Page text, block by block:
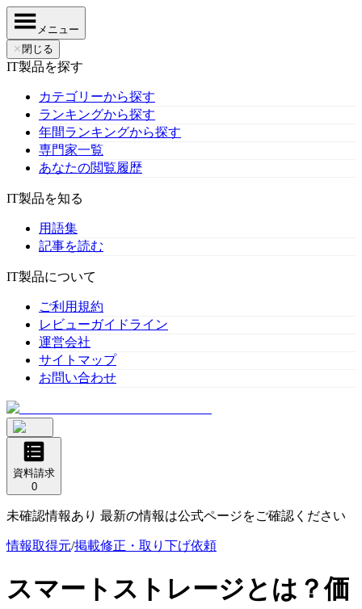
メニュー
✕ 閉じる
IT製品を探す
カテゴリーから探す
ランキングから探す
年間ランキングから探す
専門家一覧
あなたの閲覧履歴
IT製品を知る
用語集
記事を読む
IT製品について
ご利用規約
レビューガイドライン
運営会社
サイトマップ
お問い合わせ
資料請求
0
未確認情報あり 最新の情報は公式ページをご確認ください
情報取得元/掲載修正・取り下げ依頼
スマートストレージとは？価